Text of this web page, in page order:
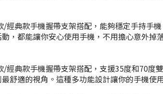
典款手機握帶支架搭配，能夠穩定手持手
，都能讓你安心使用手機，不用擔心意外掉
典款手機握帶支架搭配，支援35度和70度
舒適的視角。這種多功能設計讓你的手機使